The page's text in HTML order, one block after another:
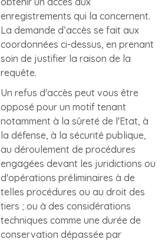
enregistrements qui la concernent.
La demande d’accès se fait aux
coordonnées ci-dessus, en prenant
soin de justifier la raison de la
requête.
Un refus d'accès peut vous être
opposé pour un motif tenant
notamment à la sûreté de l'Etat, à
la défense, à la sécurité publique,
au déroulement de procédures
engagées devant les juridictions ou
d'opérations préliminaires à de
telles procédures ou au droit des
tiers ; ou à des considérations
techniques comme une durée de
conservation dépassée par